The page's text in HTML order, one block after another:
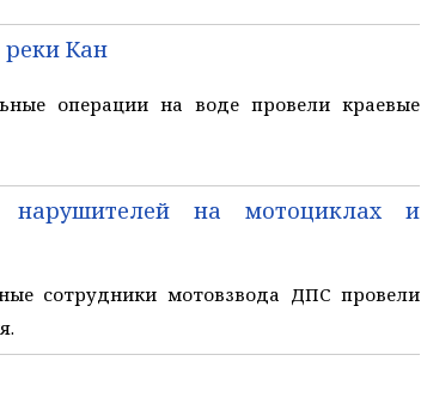
Кан
операции на воде провели краевые
на мотоциклах и
сотрудники мотовзвода ДПС провели